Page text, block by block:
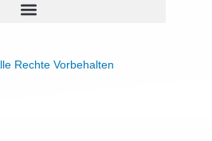
Rechte Vorbehalten